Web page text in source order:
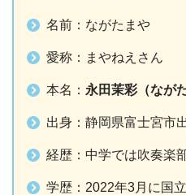
名前：ながたまや
愛称：まやねえさん
本名： 永田茉彩（なが
出身：静岡県富士宮市
経歴：中学では吹奏楽
学歴：2022年3月に国